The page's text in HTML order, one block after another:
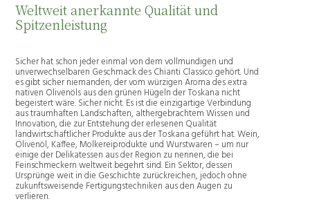
Weltweit anerkannte Qualität und
Spitzenleistung
Sicher hat schon jeder einmal von dem vollmundigen und
unverwechselbaren Geschmack des Chianti Classico gehört. Und
es gibt sicher niemanden, der vom würzigen Aroma des extra
nativen Olivenöls aus den grünen Hügeln der Toskana nicht
begeistert wäre. Sicher nicht. Es ist die einzigartige Verbindung
aus traumhaften Landschaften, althergebrachtem Wissen und
Innovation, die zur Entstehung der erlesenen Qualität
landwirtschaftlicher Produkte aus der Toskana geführt hat. Wein,
Olivenöl, Kaffee, Molkereiprodukte und Wurstwaren – um nur
einige der Delikatessen aus der Region zu nennen, die bei
Feinschmeckern weltweit begehrt sind. Ein Sektor, dessen
Ursprünge weit in die Geschichte zurückreichen, jedoch ohne
zukunftsweisende Fertigungstechniken aus den Augen zu
verlieren.